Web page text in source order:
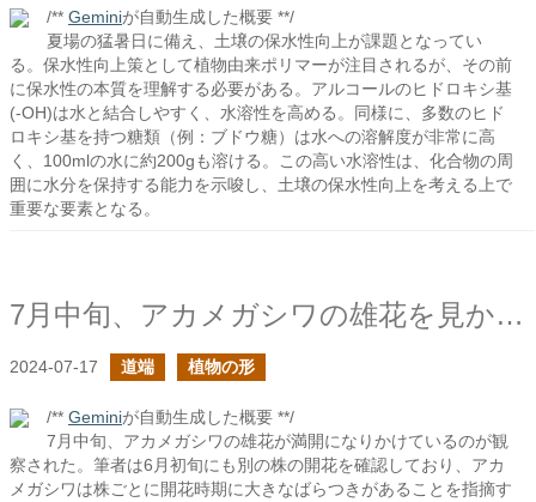
/** Geminiが自動生成した概要 **/
夏場の猛暑日に備え、土壌の保水性向上が課題となってい
る。保水性向上策として植物由来ポリマーが注目されるが、その前
に保水性の本質を理解する必要がある。アルコールのヒドロキシ基
(-OH)は水と結合しやすく、水溶性を高める。同様に、多数のヒド
ロキシ基を持つ糖類（例：ブドウ糖）は水への溶解度が非常に高
く、100mlの水に約200gも溶ける。この高い水溶性は、化合物の周
囲に水分を保持する能力を示唆し、土壌の保水性向上を考える上で
重要な要素となる。
7月中旬、アカメガシワの雄花を見かけた
2024-07-17 道端 植物の形
/** Geminiが自動生成した概要 **/
7月中旬、アカメガシワの雄花が満開になりかけているのが観
察された。筆者は6月初旬にも別の株の開花を確認しており、アカ
メガシワは株ごとに開花時期に大きなばらつきがあることを指摘す